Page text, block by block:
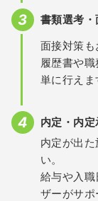
書類選考・
面接対策も
履歴書や
単に行えま
内定・内定
内定が出
い。
給与や入
ザーがサポ